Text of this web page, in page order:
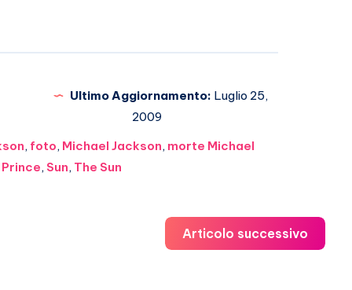
Ultimo Aggiornamento: Luglio 25,
2009
, foto, Michael Jackson, morte Michael
Prince, Sun, The Sun
Articolo successivo